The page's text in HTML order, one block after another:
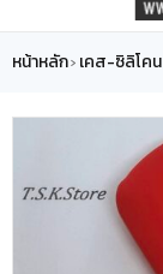
หน้าหลัก› เคส-ซิลิโคน